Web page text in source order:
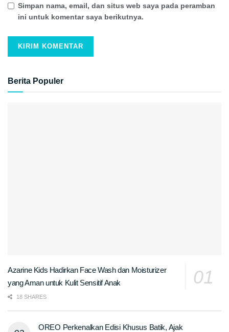
Simpan nama, email, dan situs web saya pada peramban
ini untuk komentar saya berikutnya.
Berita Populer
Azarine Kids Hadirkan Face Wash dan Moisturizer
yang Aman untuk Kulit Sensitif Anak
18 SHARES
OREO Perkenalkan Edisi Khusus Batik, Ajak